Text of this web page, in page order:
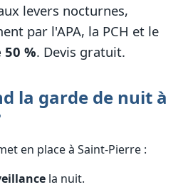
levers nocturnes,
par l'APA, la PCH et le
%. Devis gratuit.
la garde de nuit à
en place à Saint-Pierre :
la nuit.